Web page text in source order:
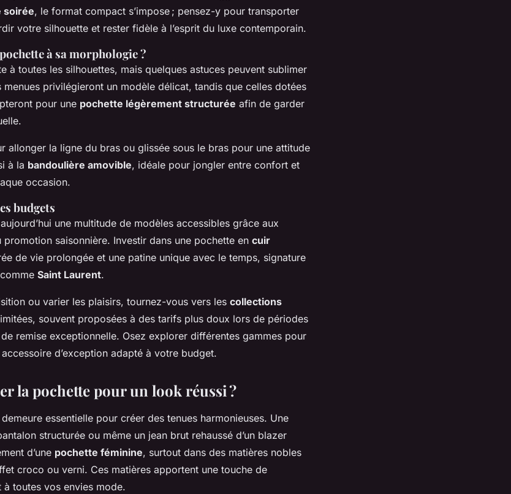
soirée, le format compact s’impose ; pensez-y pour transporter
votre silhouette et rester fidèle à l’esprit du luxe contemporain.
à sa morphologie ?
à toutes les silhouettes, mais quelques astuces peuvent sublimer
privilégieront un modèle délicat, tandis que celles dotées
pour une pochette légèrement structurée afin de garder
allonger la ligne du bras ou glissée sous le bras pour une attitude
à la bandoulière amovible, idéale pour jongler entre confort et
occasion.
budgets
une multitude de modèles accessibles grâce aux
promotion saisonnière. Investir dans une pochette en cuir
de vie prolongée et une patine unique avec le temps, signature
Saint Laurent.
ou varier les plaisirs, tournez-vous vers les collections
souvent proposées à des tarifs plus doux lors de périodes
remise exceptionnelle. Osez explorer différentes gammes pour
d’exception adapté à votre budget.
la pochette pour un look réussi ?
essentielle pour créer des tenues harmonieuses. Une
structurée ou même un jean brut rehaussé d’un blazer
d’une pochette féminine, surtout dans des matières nobles
croco ou verni. Ces matières apportent une touche de
à toutes vos envies mode.